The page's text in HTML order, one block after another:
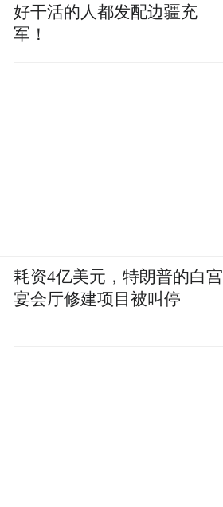
好干活的人都发配边疆充
军！
耗资4亿美元，特朗普的白宫
宴会厅修建项目被叫停